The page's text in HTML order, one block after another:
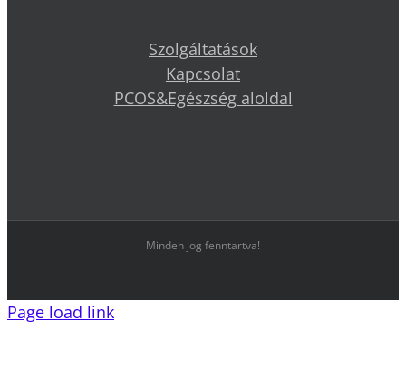
Szolgáltatások
Kapcsolat
PCOS&Egészség aloldal
Minden jog fenntartva!
Page load link